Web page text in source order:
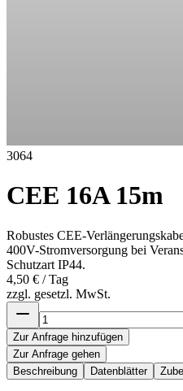
3064
CEE 16A 15m
Robustes CEE-
400V-Stromversorgung bei
Schutzart IP44.
4,50 € / Tag
zzgl. gesetzl. MwSt.
Zur Anfrage hinzufügen
Zur Anfrage gehen
Beschreibung
Datenblätter